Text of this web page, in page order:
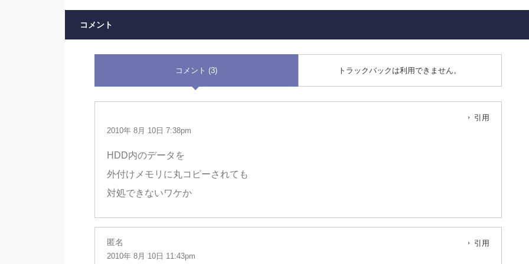
コメント
コメント (3) トラックバックは利用できません。
2010年 8月 10日 7:38pm
引用
HDD内のデータを
外付けメモリに丸コピーされても
対処できないワケか
匿名
2010年 8月 10日 11:43pm
引用